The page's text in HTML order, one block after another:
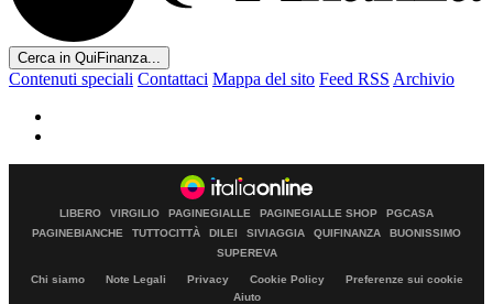
Cerca in QuiFinanza...
Contenuti speciali Contattaci Mappa del sito Feed RSS Archivio
LIBERO VIRGILIO PAGINEGIALLE PAGINEGIALLE SHOP
PGCASA
PAGINEBIANCHE
TUTTOCITTÀ DILEI SIVIAGGIA QUIFINANZA
BUONISSIMO
SUPEREVA
Chi siamo Note Legali Privacy Cookie Policy
Preferenze sui cookie
Aiuto